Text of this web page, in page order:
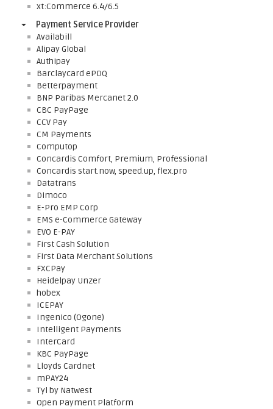
xt:Commerce 6.4/6.5
Payment Service Provider
Availabill
Alipay Global
Authipay
Barclaycard ePDQ
Betterpayment
BNP Paribas Mercanet 2.0
CBC PayPage
CCV Pay
CM Payments
Computop
Concardis Comfort, Premium, Professional
Concardis start.now, speed.up, flex.pro
Datatrans
Dimoco
E-Pro EMP Corp
EMS e-Commerce Gateway
EVO E-PAY
First Cash Solution
First Data Merchant Solutions
FXCPay
Heidelpay Unzer
hobex
ICEPAY
Ingenico (Ogone)
Intelligent Payments
InterCard
KBC PayPage
Lloyds Cardnet
mPAY24
Tyl by Natwest
Open Payment Platform